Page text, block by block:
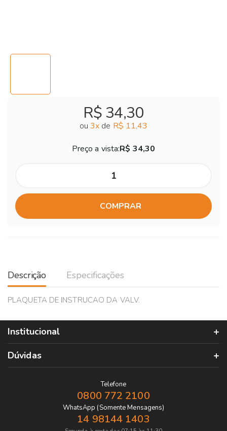
R$ 34,30
ou 3x de R$ 11,43
Preço a vista:R$ 34,30
COMPRAR
Descrição Especificações
PLAQUETA DE INSTRUCAO DA VALV.
Institucional
Dúvidas
Telefone
0800 772 2100
WhatsApp (Somente Mensagens)
14 98144 1403